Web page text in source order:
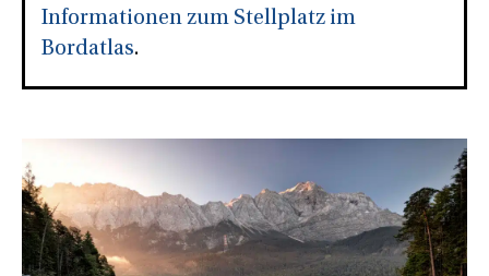
Informationen zum Stellplatz im
Bordatlas.